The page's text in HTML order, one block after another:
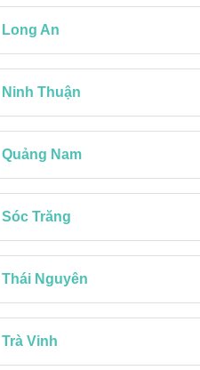
Long An
Ninh Thuận
Quảng Nam
Sóc Trăng
Thái Nguyên
Trà Vinh